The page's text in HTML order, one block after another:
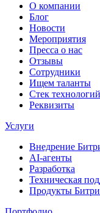
О компании
Блог
Новости
Мероприятия
Пресса о нас
Отзывы
Сотрудники
Ищем таланты
Стек технологий
Реквизиты
Услуги
Внедрение
AI-агенты
Разработка
Техническая
Продукты